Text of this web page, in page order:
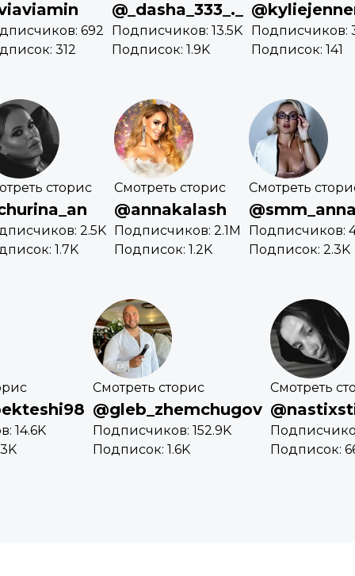
692
312
@_dasha_333_._
Подписчиков: 13.5K
Подписок: 1.9K
Подписчиков:
Подписок: 141
сторис
2.5K
1.7K
Смотреть сторис
@annakalash
Подписчиков: 2.1M
Подписок: 1.2K
Смотреть
Подписчиков:
Подписок: 2.3K
14.6K
Смотреть сторис
@gleb_zhemchugov
Подписчиков: 152.9K
Подписок: 1.6K
Смотреть
Подписок: